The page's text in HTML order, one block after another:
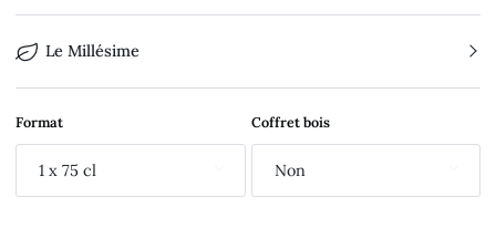
Le Millésime
Format
1 x 75 cl
Coffret bois
Non